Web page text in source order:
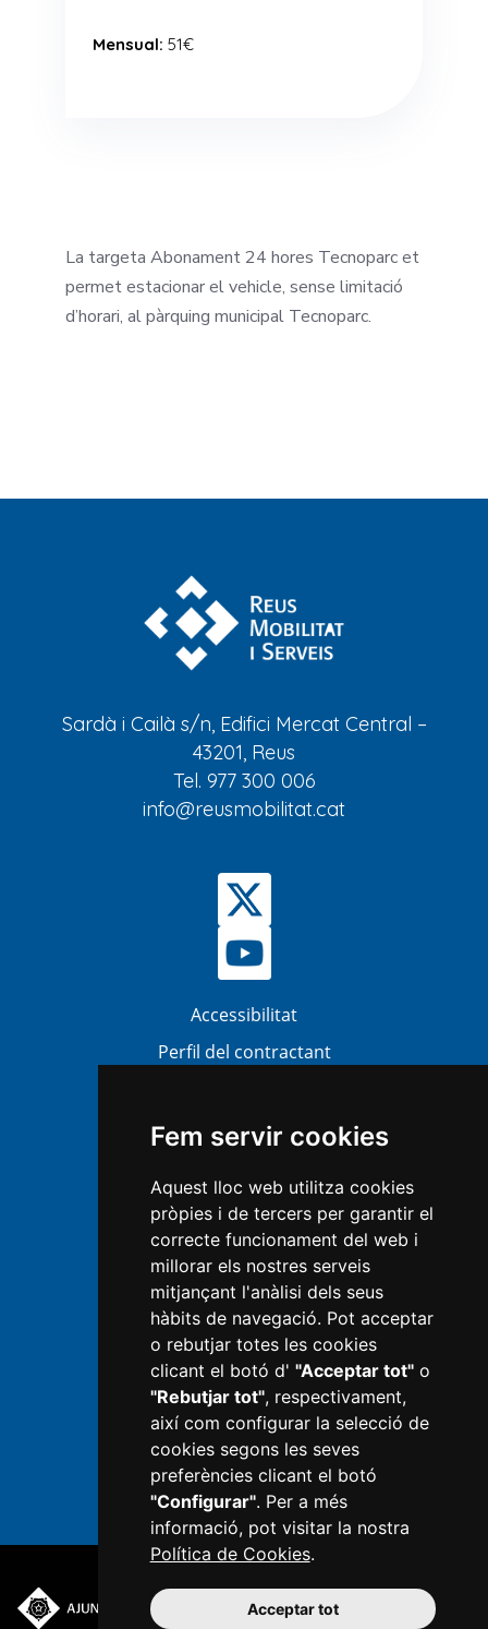
Fem servir cookies
Aquest lloc web utilitza cookies
pròpies i de tercers per garantir el
correcte funcionament del web i
millorar els nostres serveis
mitjançant l'anàlisi dels seus
hàbits de navegació. Pot acceptar
o rebutjar totes les cookies
clicant el botó d' "Acceptar tot"o
"Rebutjar tot", respectivament,
així com configurar la selecció de
cookies segons les seves
preferències clicant el botó
"Configurar". Per a més
informació, pot visitar la nostra
Política de Cookies.
Acceptar tot
Mensual: 51€
La targeta Abonament 24 hores Tecnoparc et
permet estacionar el vehicle, sense limitació
d’horari, al pàrquing municipal Tecnoparc.
Sardà i Cailà s/n, Edifici Mercat Central –
43201, Reus
Tel. 977 300 006
info@reusmobilitat.cat
Accessibilitat
Perfil del contractant
Atenció al ciutadà
Mapa Web
Política de privacitat
Avís legal
Política de Cookies
Informació RGPD
Next Generation
Configurar cookies